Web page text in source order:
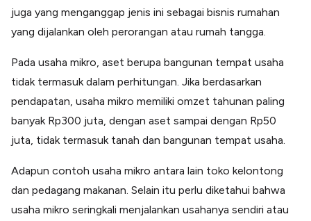
juga yang menganggap jenis ini sebagai bisnis rumahan
yang dijalankan oleh perorangan atau rumah tangga.
Pada usaha mikro, aset berupa bangunan tempat usaha
tidak termasuk dalam perhitungan. Jika berdasarkan
pendapatan, usaha mikro memiliki omzet tahunan paling
banyak Rp300 juta, dengan aset sampai dengan Rp50
juta, tidak termasuk tanah dan bangunan tempat usaha.
Adapun contoh usaha mikro antara lain toko kelontong
dan pedagang makanan. Selain itu perlu diketahui bahwa
usaha mikro seringkali menjalankan usahanya sendiri atau